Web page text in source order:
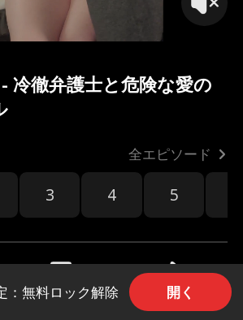
冷徹弁護士と危険な愛の
全エピソード
3 4 5
918 共有
：無料ロック解除 開く